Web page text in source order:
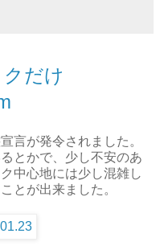
だけ
言が発令されました。
とかで、少し不安のあ
中心地には少し混雑し
とが出来ました。